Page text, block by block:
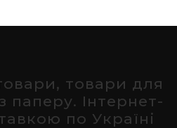
товари для
паперу. Інтернет-
по Україні